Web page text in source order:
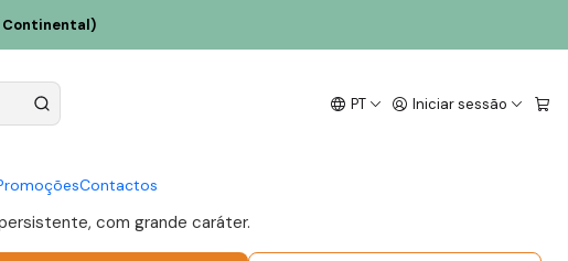
PT Iniciar sessão
Contactos
Tinta Negra Colheita
com grande caráter.